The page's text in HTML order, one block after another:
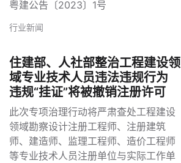
粤建公告〔2023〕1号
行业新闻
住建部、人社部整治工程建设领
域专业技术人员违法违规行为
违规“挂证”将被撤销注册许可
此次专项治理行动将严肃查处工程建设
领域勘察设计注册工程师、注册建筑
师、建造师、监理工程师、造价工程师
等专业技术人员注册单位与实际工作单